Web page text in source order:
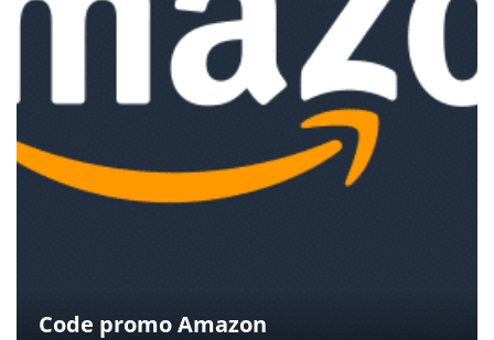
Code promo Amazon